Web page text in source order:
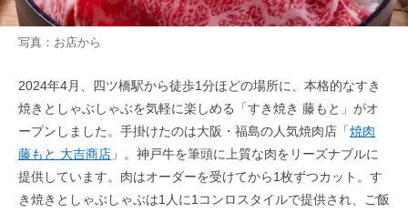
写真：お店から
2024年4月、四ツ橋駅から徒歩1分ほどの場所に、本格的なすき
焼きとしゃぶしゃぶを気軽に楽しめる「すき焼き 藤もと」がオ
ープンしました。手掛けたのは大阪・福島の人気焼肉店「焼肉
藤もと 大吉商店 」。神戸牛を筆頭に上質な肉をリーズナブルに
提供しています。肉はオーダーを受けてから1枚ずつカット。す
き焼きとしゃぶしゃぶは1人に1コンロスタイルで提供され、ご飯